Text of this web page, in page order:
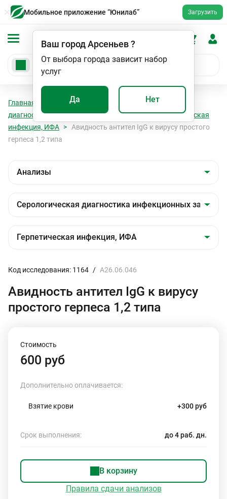
Мобильное приложение “Юнилаб” Загрузить
Ваш городАрсеньев?
От выбора города зависит набор
услуг
Да Нет
Главная Анализы
Серологическая
диагностика инфекционных заболеваний
Герпетическая
инфекция, ИФА
Авидность антител IgG к вирусу простого
герпеса 1,2 типа
Код исследования: 1164 / A26.06.046
Авидность антител IgG к вирусу
простого герпеса 1,2 типа
Стоимость
600 руб
Дополнительно оплачивается:
Взятие крови +300 руб
Срок выполнения: до 4 раб. дн.
В корзину
Правила сдачи анализов